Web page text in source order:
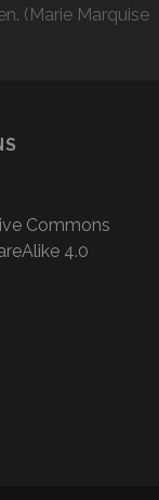
(Marie Marquise
Commons
4.0